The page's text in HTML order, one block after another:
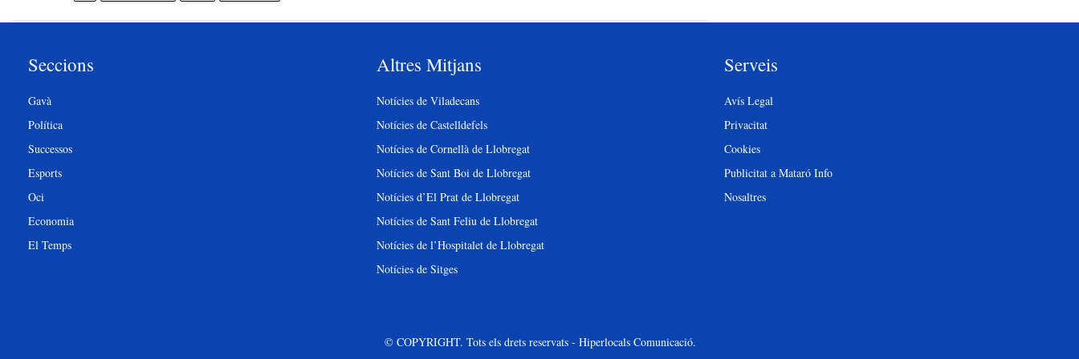
Seccions
Gavà
Política
Successos
Esports
Oci
Economia
El Temps
Altres Mitjans
Notícies de Viladecans
Notícies de Castelldefels
Notícies de Cornellà de Llobregat
Notícies de Sant Boi de Llobregat
Notícies d’El Prat de Llobregat
Notícies de Sant Feliu de Llobregat
Notícies de l’Hospitalet de Llobregat
Notícies de Sitges
Serveis
Avís Legal
Privacitat
Cookies
Publicitat a Mataró Info
Nosaltres
© COPYRIGHT. Tots els drets reservats - Hiperlocals Comunicació.